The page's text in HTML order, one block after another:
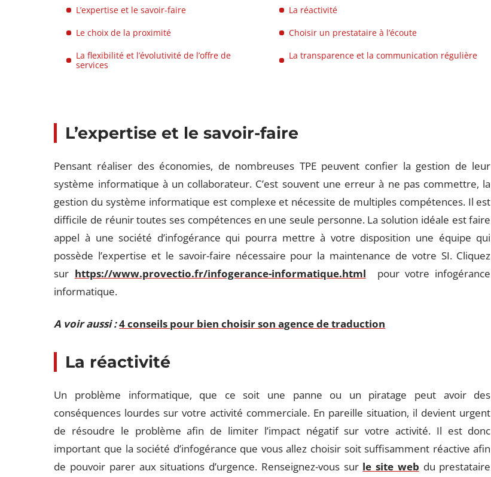
L’expertise et le savoir-faire
La réactivité
Le choix de la proximité
Choisir un prestataire à l’écoute
La flexibilité et l’évolutivité de l’offre de
services
La transparence et la communication régulière
L’expertise et le savoir-faire
Pensant réaliser des économies, de nombreuses TPE peuvent confier la gestion de leur
système informatique à un collaborateur. C’est souvent une erreur à ne pas commettre, la
gestion du système informatique est complexe et nécessite de multiples compétences. Il est
difficile de réunir toutes ses compétences en une seule personne. La solution idéale est faire
appel à une société d’infogérance qui pourra mettre à votre disposition une équipe qui
possède l’expertise et le savoir-faire nécessaire pour la maintenance de votre SI. Cliquez
sur https://www.provectio.fr/infogerance-informatique.html pour votre infogérance
informatique.
A voir aussi :4 conseils pour bien choisir son agence de traduction
La réactivité
Un problème informatique, que ce soit une panne ou un piratage peut avoir des
conséquences lourdes sur votre activité commerciale. En pareille situation, il devient urgent
de résoudre le problème afin de limiter l’impact négatif sur votre activité. Il est donc
important que la société d’infogérance que vous allez choisir soit suffisamment réactive afin
de pouvoir parer aux situations d’urgence. Renseignez-vous sur le site web du prestataire